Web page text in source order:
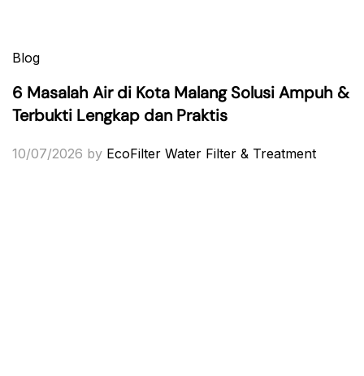
Blog
6 Masalah Air di Kota Malang Solusi Ampuh &
Terbukti Lengkap dan Praktis
10/07/2026 by EcoFilter Water Filter & Treatment